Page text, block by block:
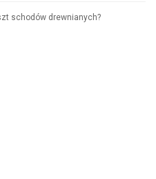
schodów drewnianych?